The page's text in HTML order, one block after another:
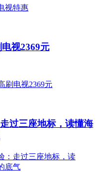
视2369元
过三座地标，读懂海